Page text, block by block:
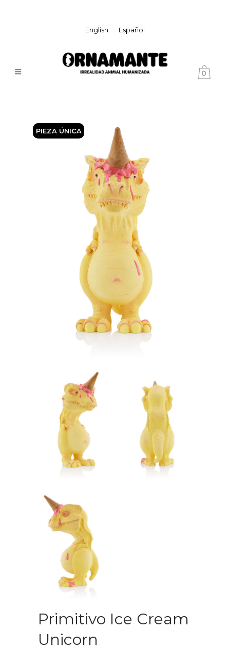
English Español
0
PIEZA ÚNICA
Primitivo Ice Cream
Unicorn